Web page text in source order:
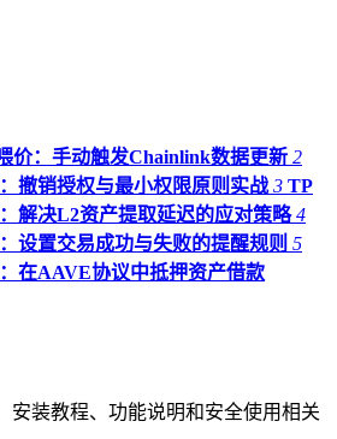
价：手动触发Chainlink数据更新 2
撤销授权与最小权限原则实战 3 TP
解决L2资产提取延迟的应对策略 4
设置交易成功与失败的提醒规则 5
在AAVE协议中抵押资产借款
安装教程、功能说明和安全使用相关